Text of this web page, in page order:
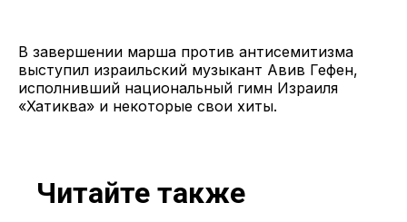
В завершении марша против антисемитизма
выступил израильский музыкант Авив Гефен,
исполнивший национальный гимн Израиля
«Хатиква» и некоторые свои хиты.
Читайте также